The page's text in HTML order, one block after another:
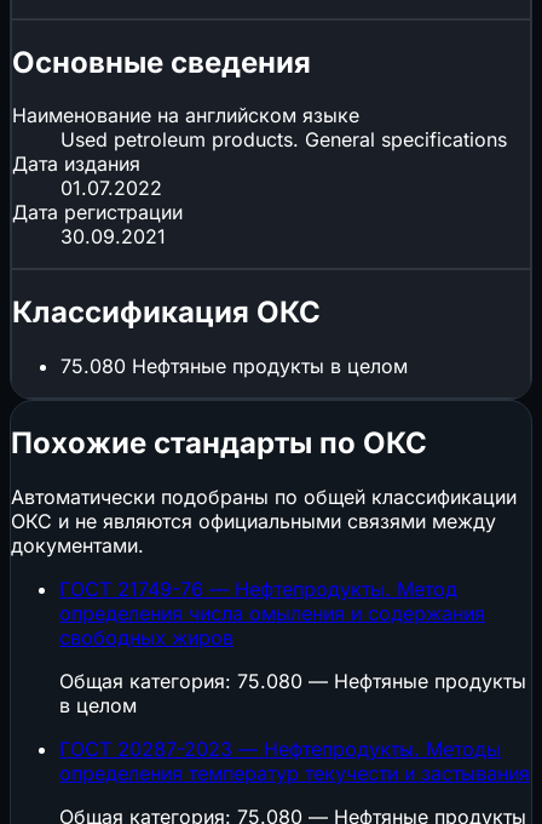
Основные сведения
Наименование на английском языке
Used petroleum products. General specifications
Дата издания
01.07.2022
Дата регистрации
30.09.2021
Классификация ОКС
75.080 Нефтяные продукты в целом
Похожие стандарты по ОКС
Автоматически подобраны по общей классификации
ОКС и не являются официальными связями между
документами.
ГОСТ 21749-76 — Нефтепродукты. Метод
определения числа омыления и содержания
свободных жиров
Общая категория: 75.080 — Нефтяные продукты
в целом
ГОСТ 20287-2023 — Нефтепродукты. Методы
определения температур текучести и застывания
Общая категория: 75.080 — Нефтяные продукты